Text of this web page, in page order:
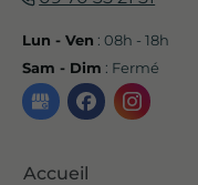
Lun - Ven : 08h - 18h
Sam - Dim : Fermé
Accueil